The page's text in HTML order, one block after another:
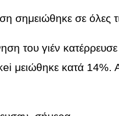
σημειώθηκε σε όλες
του γιέν
μειώθηκε κατά 14%.